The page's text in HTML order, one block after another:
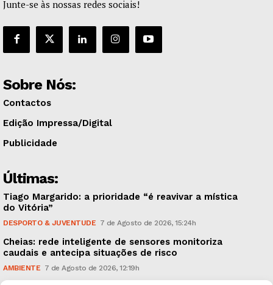
Junte-se às nossas redes sociais!
Sobre Nós:
Contactos
Edição Impressa/Digital
Publicidade
Últimas:
Tiago Margarido: a prioridade “é reavivar a mística
do Vitória”
DESPORTO & JUVENTUDE 7 de Agosto de 2026, 15:24h
Cheias: rede inteligente de sensores monitoriza
caudais e antecipa situações de risco
AMBIENTE 7 de Agosto de 2026, 12:19h